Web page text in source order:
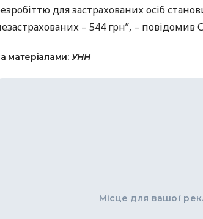
для застрахованих осіб
– 544 грн”, – повідомив
матеріалами: УНН
Місце для вашої